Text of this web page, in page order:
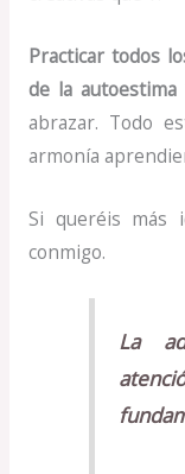
Practicar todos
de la
abrazar. Todo
armonía
Si queréis más
conmigo.
La